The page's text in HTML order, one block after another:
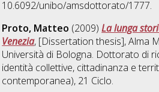
10.6092/unibo/amsdottorato/1777.
Proto, Matteo (2009)La lunga
Venezia, [Dissertation thesis], Alma
Università di Bologna. Dottorato di
identità collettive, cittadinanza e
contemporanea), 21 Ciclo.